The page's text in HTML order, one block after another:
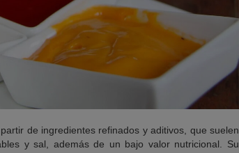
de ingredientes refinados y aditivos, que suelen
y sal, además de un bajo valor nutricional. Su